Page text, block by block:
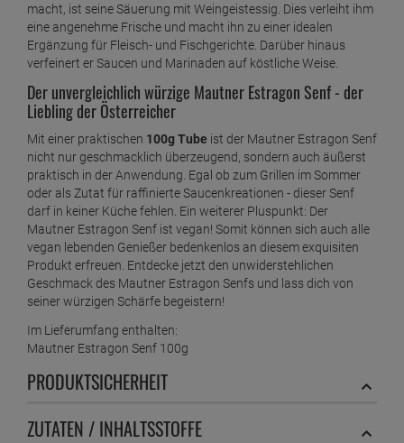
macht, ist seine Säuerung mit Weingeistessig. Dies verleiht ihm
eine angenehme Frische und macht ihn zu einer idealen
Ergänzung für Fleisch- und Fischgerichte. Darüber hinaus
verfeinert er Saucen und Marinaden auf köstliche Weise.
Der unvergleichlich würzige Mautner Estragon Senf - der
Liebling der Österreicher
Mit einer praktischen 100g Tube ist der Mautner Estragon Senf
nicht nur geschmacklich überzeugend, sondern auch äußerst
praktisch in der Anwendung. Egal ob zum Grillen im Sommer
oder als Zutat für raffinierte Saucenkreationen - dieser Senf
darf in keiner Küche fehlen. Ein weiterer Pluspunkt: Der
Mautner Estragon Senf ist vegan! Somit können sich auch alle
vegan lebenden Genießer bedenkenlos an diesem exquisiten
Produkt erfreuen. Entdecke jetzt den unwiderstehlichen
Geschmack des Mautner Estragon Senfs und lass dich von
seiner würzigen Schärfe begeistern!
Im Lieferumfang enthalten:
Mautner Estragon Senf 100g
PRODUKTSICHERHEIT
ZUTATEN / INHALTSSTOFFE